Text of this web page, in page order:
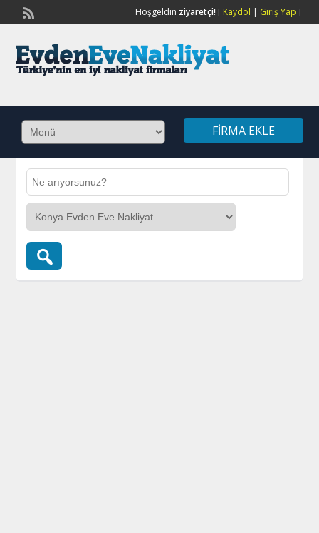
Hoşgeldin ziyaretçi![ Kaydol | Giriş Yap ]
FIRMA EKLE